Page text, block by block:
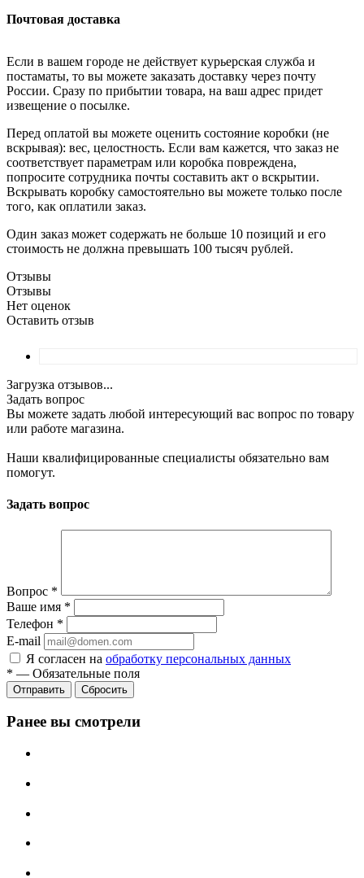
Почтовая доставка
Если в вашем городе не действует курьерская служба и
постаматы, то вы можете заказать доставку через почту
России. Сразу по прибытии товара, на ваш адрес придет
извещение о посылке.
Перед оплатой вы можете оценить состояние коробки (не
вскрывая): вес, целостность. Если вам кажется, что заказ не
соответствует параметрам или коробка повреждена,
попросите сотрудника почты составить акт о вскрытии.
Вскрывать коробку самостоятельно вы можете только после
того, как оплатили заказ.
Один заказ может содержать не больше 10 позиций и его
стоимость не должна превышать 100 тысяч рублей.
Отзывы
Отзывы
Нет оценок
Оставить отзыв
Загрузка отзывов...
Задать вопрос
Вы можете задать любой интересующий вас вопрос по товару
или работе магазина.
Наши квалифицированные специалисты обязательно вам
помогут.
Задать вопрос
Вопрос *
Ваше имя *
Телефон *
E-mail
Я согласен на обработку персональных данных
* — Обязательные поля
Отправить Сбросить
Ранее вы смотрели